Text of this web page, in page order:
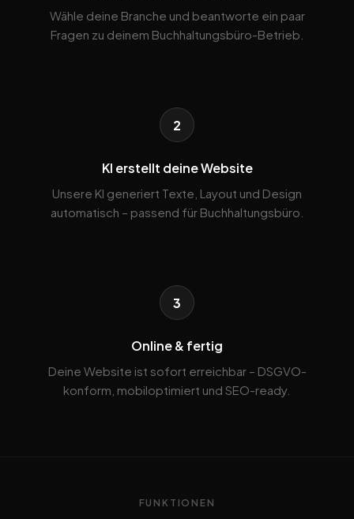
Wähle deine Branche und beantworte ein paar
Fragen zu deinem Buchhaltungsbüro-Betrieb.
2
KI erstellt deine Website
Unsere KI generiert Texte, Layout und Design
automatisch – passend für Buchhaltungsbüro.
3
Online & fertig
Deine Website ist sofort erreichbar – DSGVO-
konform, mobiloptimiert und SEO-ready.
FUNKTIONEN